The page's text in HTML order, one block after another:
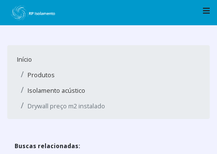
Início
Produtos
Isolamento acústico
Drywall preço m2 instalado
Buscas relacionadas: